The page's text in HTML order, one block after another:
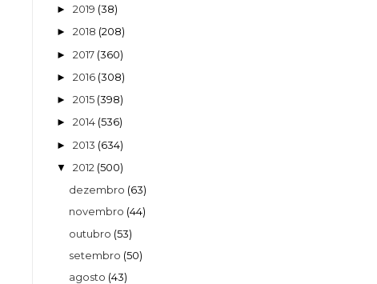
► 2019 (38)
► 2018 (208)
► 2017 (360)
► 2016 (308)
► 2015 (398)
► 2014 (536)
► 2013 (634)
▼ 2012 (500)
dezembro (63)
novembro (44)
outubro (53)
setembro (50)
agosto (43)